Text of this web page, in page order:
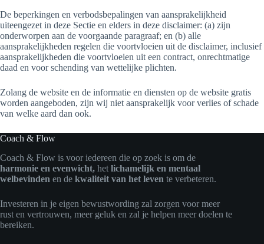
De beperkingen en verbodsbepalingen van aansprakelijkheid
uiteengezet in deze Sectie en elders in deze disclaimer: (a) zijn
onderworpen aan de voorgaande paragraaf; en (b) alle
aansprakelijkheden regelen die voortvloeien uit de disclaimer, inclusief
aansprakelijkheden die voortvloeien uit een contract, onrechtmatige
daad en voor schending van wettelijke plichten.
Zolang de website en de informatie en diensten op de website gratis
worden aangeboden, zijn wij niet aansprakelijk voor verlies of schade
van welke aard dan ook.
Coach & Flow
Coach & Flow is voor iedereen die op zoek is om de
harmonie en evenwicht, het lichamelijk en mentaal
welbevinden en de kwaliteit van het leven te verbeteren.
Investeren in je eigen bewustwording zal zorgen voor meer
rust en vertrouwen, meer geluk en zal je helpen meer doelen te
bereiken.